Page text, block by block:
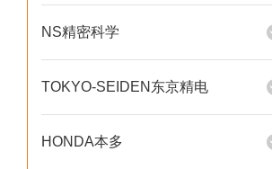
NS精密科学
TOKYO-SEIDEN东京精电
HONDA本多